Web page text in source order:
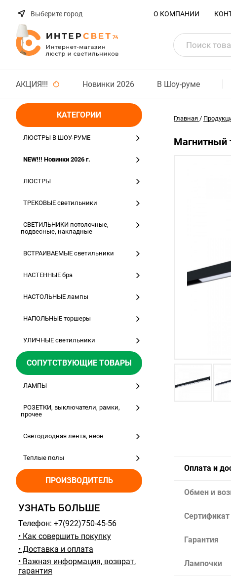
Выберите город О КОМПАНИИ
АКЦИЯ!!! Новинки 2026 В Шоу-руме
КАТЕГОРИИ
ЛЮСТРЫ В ШОУ-РУМЕ
NEW!!! Новинки 2026 г.
ЛЮСТРЫ
ТРЕКОВЫЕ светильники
СВЕТИЛЬНИКИ потолочные,
подвесные, накладные
ВСТРАИВАЕМЫЕ светильники
НАСТЕННЫЕ бра
НАСТОЛЬНЫЕ лампы
НАПОЛЬНЫЕ торшеры
УЛИЧНЫЕ светильники
СОПУТСТВУЮЩИЕ ТОВАРЫ
ЛАМПЫ
РОЗЕТКИ, выключатели, рамки,
прочее
Светодиодная лента, неон
Теплые полы
ПРОИЗВОДИТЕЛЬ
УЗНАТЬ БОЛЬШЕ
Телефон: +7(922)750-45-56
• Как совершить покупку
• Доставка и оплата
• Важная информация, возврат,
гарантия
Главная /
Магнитный
Оплата и
Обмен и
Сертификат
Гарантия
Лампочки